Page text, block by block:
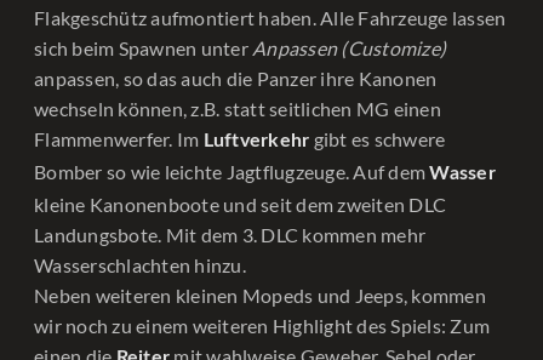
Flakgeschütz aufmontiert haben. Alle Fahrzeuge lassen
sich beim Spawnen unter Anpassen (Customize)
anpassen, so das auch die Panzer ihre Kanonen
wechseln können, z.B. statt seitlichen MG einen
Flammenwerfer. Im Luftverkehr gibt es schwere
Bomber so wie leichte Jagtflugzeuge. Auf demWasser
kleine Kanonenboote und seit dem zweiten DLC
Landungsbote. Mit dem 3. DLC kommen mehr
Wasserschlachten hinzu.
Neben weiteren kleinen Mopeds und Jeeps, kommen
wir noch zu einem weiteren Highlight des Spiels: Zum